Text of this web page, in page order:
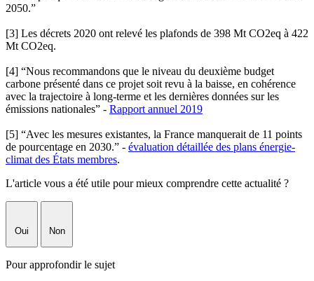
2050.”
[3] Les décrets 2020 ont relevé les plafonds de 398 Mt CO2eq à 422
Mt CO2eq.
[4] “Nous recommandons que le niveau du deuxième budget
carbone présenté dans ce projet soit revu à la baisse, en cohérence
avec la trajectoire à long-terme et les dernières données sur les
émissions nationales” - Rapport annuel 2019
[5] “Avec les mesures existantes, la France manquerait de 11 points
de pourcentage en 2030.” - évaluation détaillée des plans énergie-
climat des États membres.
L'article vous a été utile pour mieux comprendre cette actualité ?
Oui Non
Pour approfondir le sujet